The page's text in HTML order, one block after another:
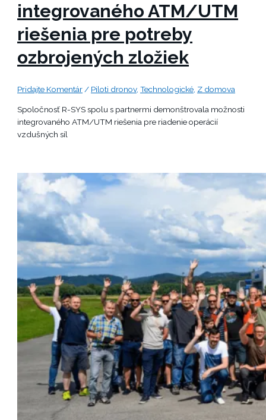
integrovaného ATM/UTM
riešenia pre potreby
ozbrojených zložiek
Pridajte Komentár / Piloti dronov,Technologické Z domova
Spoločnosť R-SYS spolu s partnermi demonštrovala možnosti
integrovaného ATM/UTM riešenia pre riadenie operácií
vzdušných síl